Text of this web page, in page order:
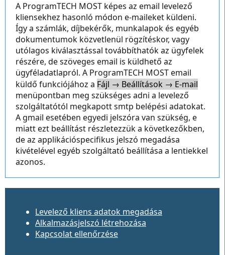
A ProgramTECH MOST képes az email levelező
kliensekhez hasonló módon e-maileket küldeni.
Így a számlák, díjbekérők, munkalapok és egyéb
dokumentumok közvetlenül rögzítéskor, vagy
utólagos kiválasztással továbbíthatók az ügyfelek
részére, de szöveges email is küldhető az
ügyféladatlapról. A ProgramTECH MOST email
küldő funkciójához a Fájl → Beállítások → E-mail
menüpontban meg szükséges adni a levelező
szolgáltatótól megkapott smtp belépési adatokat.
A gmail esetében egyedi jelszóra van szükség, e
miatt ezt beállítást részletezzük a következőkben,
de az applikációspecifikus jelszó megadása
kivételével egyéb szolgáltató beállítása a lentiekkel
azonos.
Levelező kliens adatok megadása
Alkalmazásjelszó létrehozása
Kapcsolat ellenőrzése